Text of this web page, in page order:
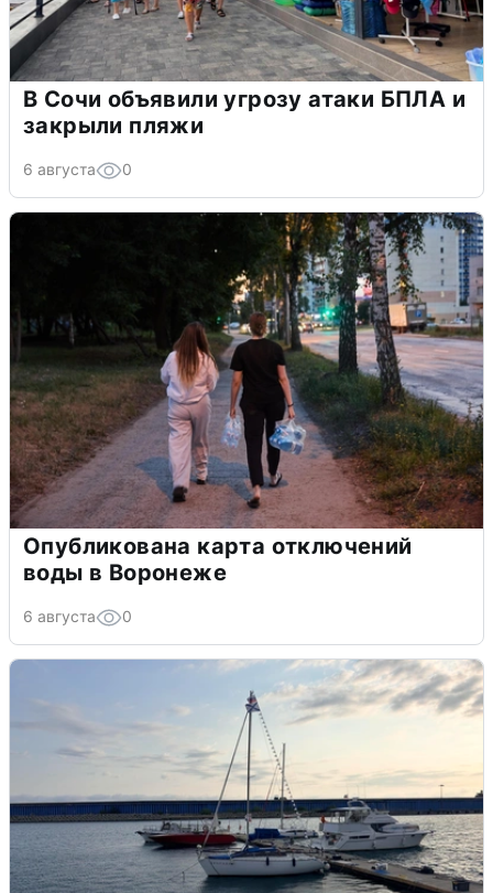
В Сочи объявили угрозу атаки БПЛА и
закрыли пляжи
6 августа 0
Опубликована карта отключений
воды в Воронеже
6 августа 0